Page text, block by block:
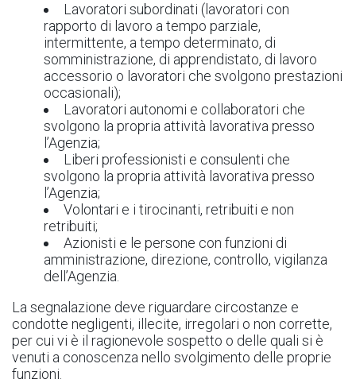
Lavoratori subordinati (lavoratori con
rapporto di lavoro a tempo parziale,
intermittente, a tempo determinato, di
somministrazione, di apprendistato, di lavoro
accessorio o lavoratori che svolgono prestazioni
occasionali);
Lavoratori autonomi e collaboratori che
svolgono la propria attività lavorativa presso
l’Agenzia;
Liberi professionisti e consulenti che
svolgono la propria attività lavorativa presso
l’Agenzia;
Volontari e i tirocinanti, retribuiti e non
retribuiti;
Azionisti e le persone con funzioni di
amministrazione, direzione, controllo, vigilanza
dell’Agenzia.
La segnalazione deve riguardare circostanze e
condotte negligenti, illecite, irregolari o non corrette,
per cui vi è il ragionevole sospetto o delle quali si è
venuti a conoscenza nello svolgimento delle proprie
funzioni.